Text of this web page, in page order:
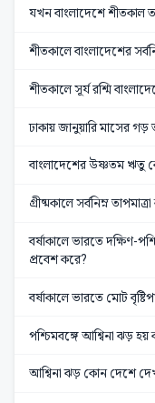
যখন বাংলাদেশে শীতকাল
শীতকালে বাংলাদেশের
শীতকালে সূর্য রশ্মি
ঢাকায় জানুয়ারি মাসের গড়
বাংলাদেশের উষ্ণতম ঋতু
গ্রীষ্মকালে সর্বনিম্ন
বর্ষাকালে ভারতে দক্ষিণ-
প্রবেশ করে?
বর্ষাকালে ভারতে মোট
পশ্চিমবঙ্গে আশ্বিনা ঝড়
আশ্বিনা ঝড় কোন দেশে